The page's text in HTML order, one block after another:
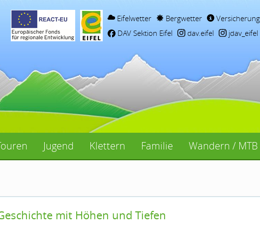
Eifelwetter Bergwetter
DAV Sektion Eifel
dav.eifel jdav_eifel
Jugend Klettern Familie Wandern / MTB
mit Höhen und Tiefen